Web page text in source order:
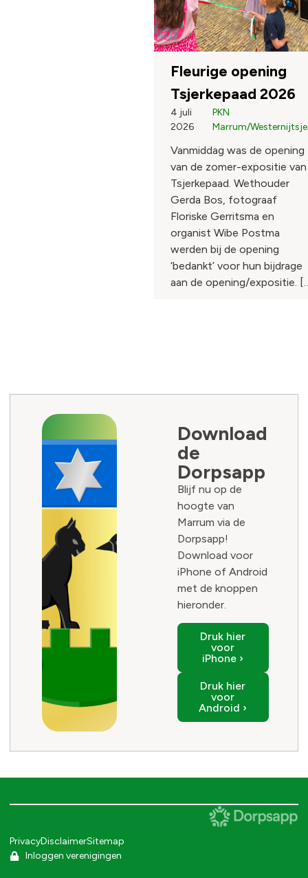
Fleurige opening
Tsjerkepaad 2026
4 juli
2026
PKN
Marrum/
Vanmiddag was de opening
van de zomer-expositie van
Tsjerkepaad. Wethouder
Gerda Bos, fotograaf
Floriske Gerritsma en
organist Wibe Postma
werden bij de opening
‘bedankt’ voor hun bijdrage
aan de opening/expositie.
Download
de
Dorpsapp
Blijf nu op de
hoogte van
Marrum via de
Dorpsapp!
Download voor
iPhone of Android
met de knoppen
hieronder.
Druk hier
voor
iPhone ›
Druk hier
voor
Android ›
PrivacyDisclaimerSitemap
Inloggen verenigingen